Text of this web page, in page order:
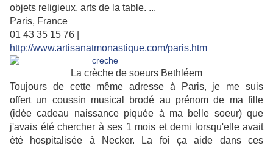
objets religieux, arts de la table. ...
Paris, France
01 43 35 15 76 |
http://www.artisanatmonastique.com/paris.htm
La crèche de soeurs Bethléem
Toujours de cette même adresse à Paris, je me suis
offert un coussin musical brodé au prénom de ma fille
(idée cadeau naissance piquée à ma belle soeur) que
j'avais été chercher à ses 1 mois et demi lorsqu'elle avait
été hospitalisée à Necker. La foi ça aide dans ces